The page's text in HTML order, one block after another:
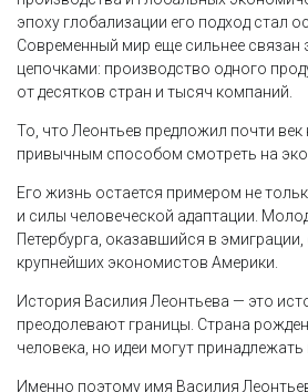
эпоху глобализации его подход стал
Современный мир еще сильнее связан
цепочками: производство одного
от десятков стран и тысяч компаний.
То, что Леонтьев предложил почти век
привычным способом смотреть на
Его жизнь остается примером не
и силы человеческой адаптации.
Петербурга, оказавшийся в
крупнейших экономистов Америки.
История Василия Леонтьева — это
преодолевают границы. Страна
человека, но идеи могут принадлежать
Именно поэтому имя Василия